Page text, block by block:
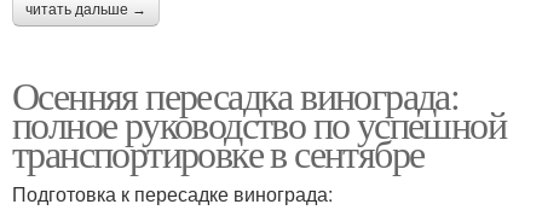
читать дальше →
Осенняя пересадка винограда:
полное руководство по успешной
транспортировке в сентябре
Подготовка к пересадке винограда: